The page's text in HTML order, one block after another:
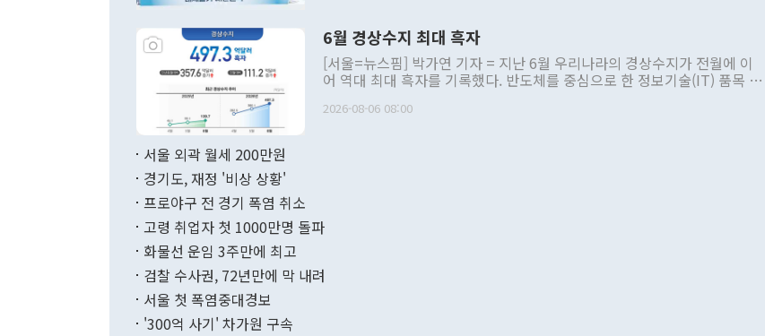
주의적 희망에 근거한 비현실적 구상'이라는 비판을 내놨다. 그동안 정 장
관의 대북 정책 관련 발언이 물의를 빚은 적은 여러 번 있지만 대통령과 유
관 부처 장관이 공개적으로 부정적 입장을 표명한 것은 이례적이다. 정 장
관의 무리한 대북 접근법과 월권을 제어해야 한다는 목소리도 높아지고 있
다. [정동영 통일부 장관이 지난달 23일 오후 서울 종로구 정부서울청사에
무너졌다고도 했다. 또 "현 시점에서 흘러간 선(先)비핵화만 되뇌는 것은
함께 4자 대화의 동력을 확보하기 위해 최선을 다할 것"이라고 말했다. 하
6월 경상수지 최대 흑자
[서울=뉴스핌] 박가연 기자 = 지난 6월 우리나라의 경상수지가 전월에 이
어 역대 최대 흑자를 기록했다. 반도체를 중심으로 한 정보기술(IT) 품목 수
료=한국은행] 한국은행이 6일 발표한 '2026년 6월 국제수지(잠정)'에 따르
며 월간 기준 처음으로 1000억달러를 넘어섰다. 상품수입은 644억8000만
196.9% 급증했고 컴퓨터·주변기기(SSD)는 282.7% 증가했다. IT 품목
수출은 160.4% 늘었으며 비IT 품목도 ▲석유제품(47.5%) ▲화공품
2026-08-06 08:00
서울 외곽 월세 200만원
경기도, 재정 '비상 상황'
프로야구 전 경기 폭염 취소
고령 취업자 첫 1000만명 돌파
화물선 운임 3주만에 최고
검찰 수사권, 72년만에 막 내려
서울 첫 폭염중대경보
'300억 사기' 차가원 구속